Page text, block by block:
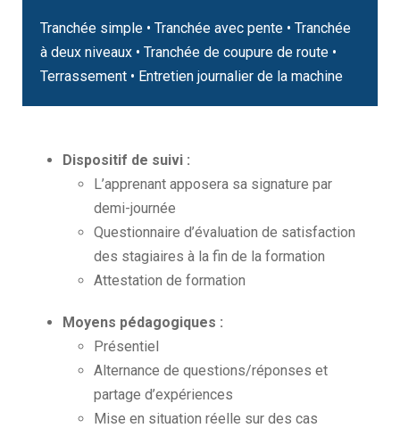
Tranchée simple • Tranchée avec pente • Tranchée
à deux niveaux • Tranchée de coupure de route •
Terrassement • Entretien journalier de la machine
Dispositif de suivi :
L’apprenant apposera sa signature par
demi-journée
Questionnaire d’évaluation de satisfaction
des stagiaires à la fin de la formation
Attestation de formation
Moyens pédagogiques :
Présentiel
Alternance de questions/réponses et
partage d’expériences
Mise en situation réelle sur des cas